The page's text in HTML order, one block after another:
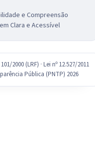
e Compreensão
Clara e Acessível
2000 (LRF) · Lei nº 12.527/2011
Pública (PNTP) 2026